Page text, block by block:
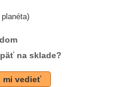
planéta)
na sklade?
mi vedieť